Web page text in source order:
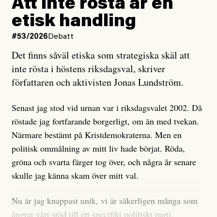
och då ska en efterforska diskret, just för att inte skapa
oro inom rörelsen.
Artikeln undersöker inte, som ETC påstår, ”vad som
är sant, vad som är rykten”, utan den bidrar bara till
ännu mer ryktesspridning. Det finns inte ett enda bevis
misstänkta personen är en infiltratör. Det som läsaren
får veta är att personen har ändrat sina politiska åsikter
under åren, att den har raderat tidigare innehåll på sina
sociala medier, att artikelns författare inte förstår sig
på personens ekonomi och att det tydligen finns
anonyma röster inom rörelsen som säger saker som
anses vara anledningar att titta närmare på personen,
men ingenting av detta är tillräckligt för att hänga ut
Att inte rösta är en
etisk handling
#53/2026 Debatt
Det finns såväl etiska som strategiska skäl att
inte rösta i höstens riksdagsval, skriver
författaren och aktivisten Jonas Lundström.
Senast jag stod vid urnan var i riksdagsvalet 2002. Då
röstade jag fortfarande borgerligt, om än med tvekan.
Närmare bestämt på Kristdemokraterna. Men en
politisk ommålning av mitt liv hade börjat. Röda,
gröna och svarta färger tog över, och några år senare
skulle jag känna skam över mitt val.
Nu är jag knappast unik, vi är säkerligen många som
ångrat vårt stöd till ett specifikt politiskt parti.